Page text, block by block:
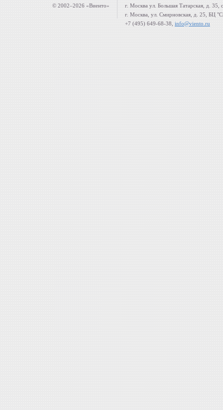
© 2002–2026 «Виенто»
г. Москва ул. Большая Татарская, д. 35,
г. Москва, ул. Смирновская, д. 25, БЦ
+7 (495) 649-68-38, info@viento.ru